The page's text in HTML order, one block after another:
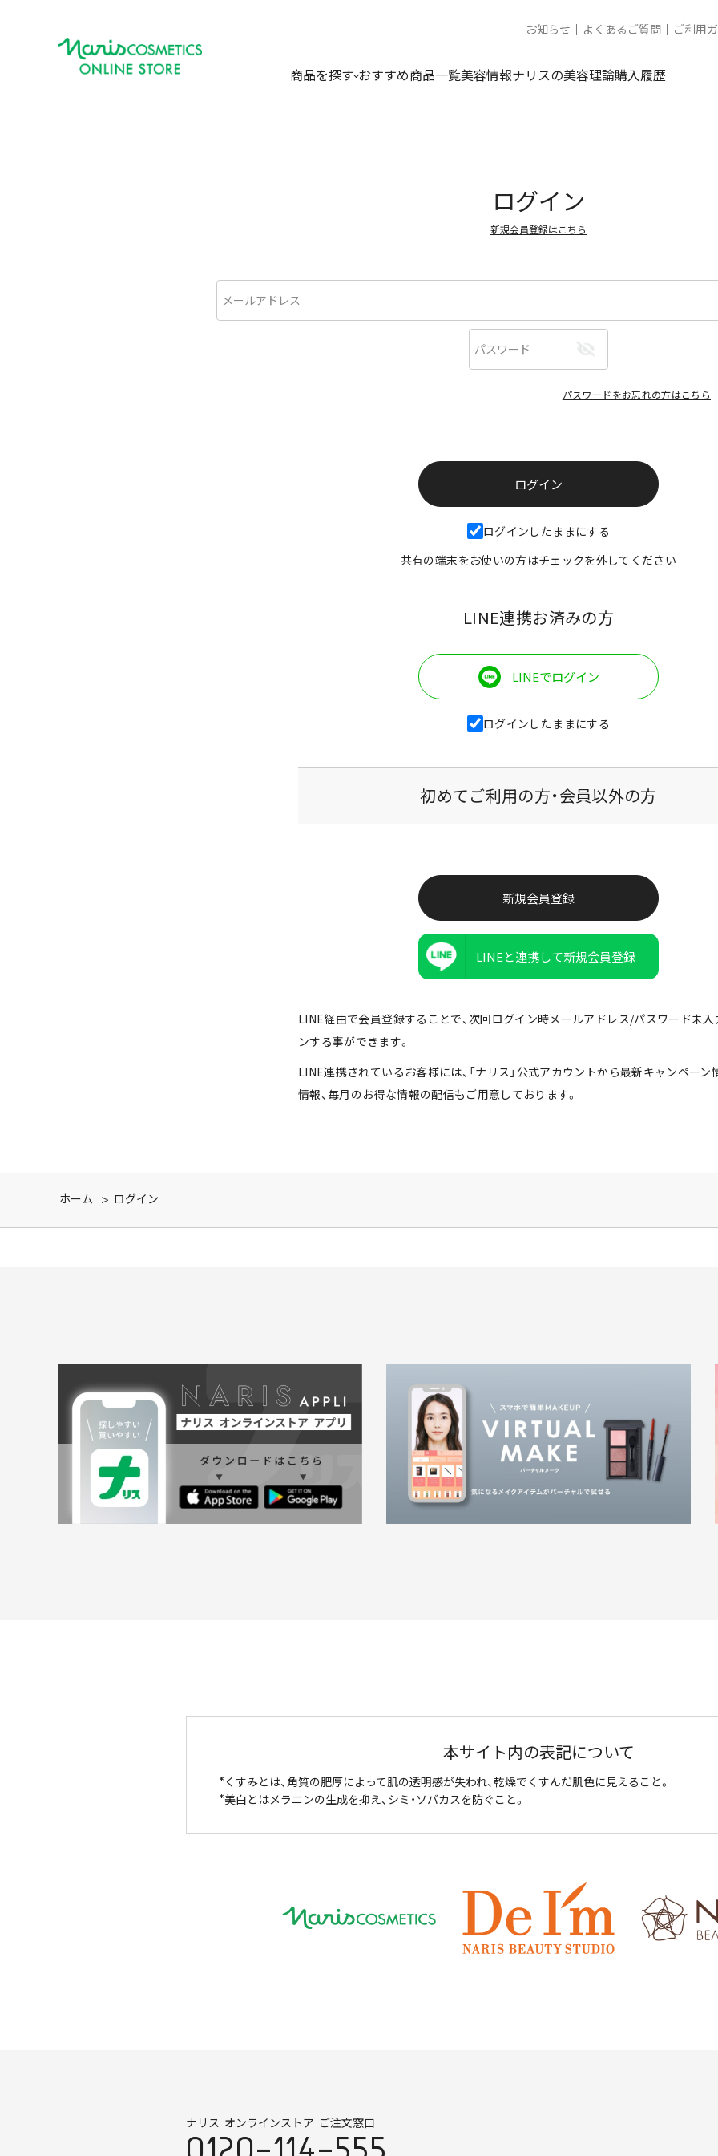
お知らせ よくあるご質問 ご利用
商品を探す おすすめ商品一覧美容情報ナリスの美容理論購入履歴
ログイン
新規会員登録はこちら
パスワードをお忘れの方はこちら
ログインしたままにする
共有の端末をお使いの方はチェックを外してください
LINE連携お済みの方
LINEでログイン
ログインしたままにする
初めてご利用の方・会員以外の方
LINEと連携して新規会員登録
LINE経由で会員登録することで、次回ログイン時メールアドレス/パスワード未入
ンする事ができます。
LINE連携されているお客様には、「ナリス」公式アカウントから最新キャンペーン
情報、毎月のお得な情報の配信もご用意しております。
ホーム > ログイン
本サイト内の表記について
くすみとは、角質の肥厚によって肌の透明感が失われ、乾燥でくすんだ肌色に見えること。
美白とはメラニンの生成を抑え、シミ・ソバカスを防ぐこと。
ナリス オンラインストア ご注文窓口